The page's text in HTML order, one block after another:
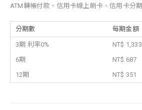
ATM轉帳付款、信用卡線上刷卡、信用卡分期
分期數 每期金額
3期 利率0%
NT$ 1,333
6期
NT$ 687
12期
NT$ 351